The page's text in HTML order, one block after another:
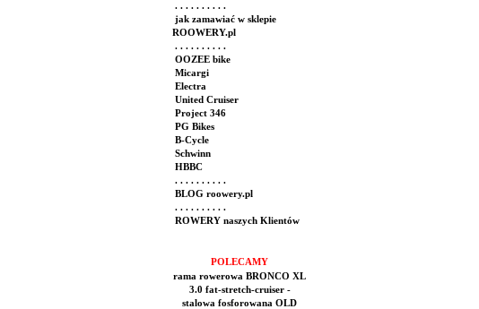
. . . . . . . . . .
jak zamawiać w sklepie
ROOWERY.pl
. . . . . . . . . .
OOZEE bike
Micargi
Electra
United Cruiser
Project 346
PG Bikes
B-Cycle
Schwinn
HBBC
. . . . . . . . . .
BLOG roowery.pl
. . . . . . . . . .
ROWERY naszych Klientów
POLECAMY
rama rowerowa BRONCO XL
3.0 fat-stretch-cruiser -
stalowa fosforowana OLD